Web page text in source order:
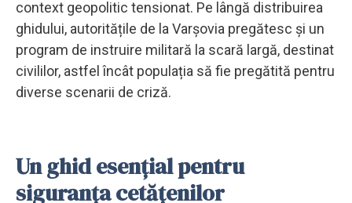
context geopolitic tensionat. Pe lângă distribuirea
ghidului, autoritățile de la Varșovia pregătesc și un
program de instruire militară la scară largă, destinat
civililor, astfel încât populația să fie pregătită pentru
diverse scenarii de criză.
Un ghid esențial pentru
siguranța cetățenilor